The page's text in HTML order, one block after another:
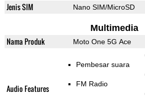
Jenis SIM Nano SIM/MicroSD
Multimedia
Nama Produk Moto One 5G Ace
Audio Features
Pembesar suara
FM Radio